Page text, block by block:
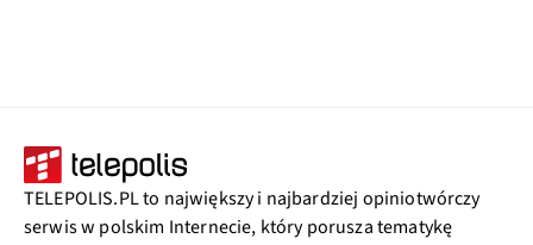
TELEPOLIS.PL to największy i najbardziej opiniotwórczy
serwis w polskim Internecie, który porusza tematykę